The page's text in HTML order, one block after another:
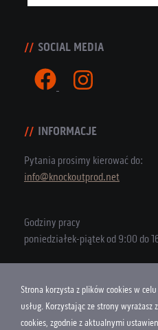
SOCIAL MEDIA
INFORMACJE
Pytania prosimy kierować do:
info@knockoutprod.net
Godziny pracy
poniedziałek-piątek od 9:00 do
Copyright © 2026
Polityka
Strona korzysta z plików cookies w
usług. Korzystając ze strony wyrażasz
cookies, zgodnie z aktualnymi